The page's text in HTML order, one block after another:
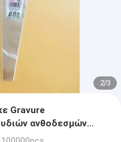
2/3
Gravure
ανθοδεσμών